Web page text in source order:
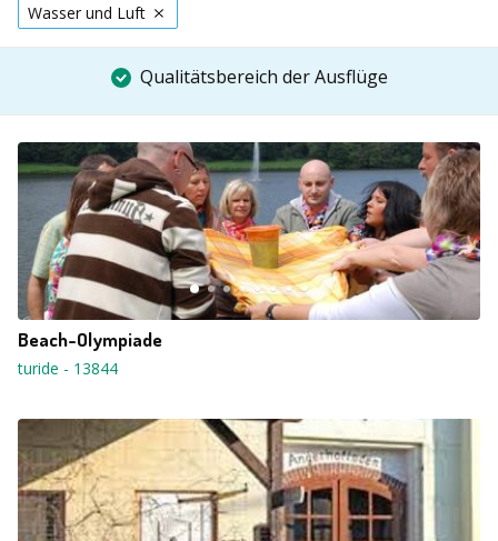
Wasser und Luft
Qualitätsbereich der Ausflüge
Beach-Olympiade
turide - 13844